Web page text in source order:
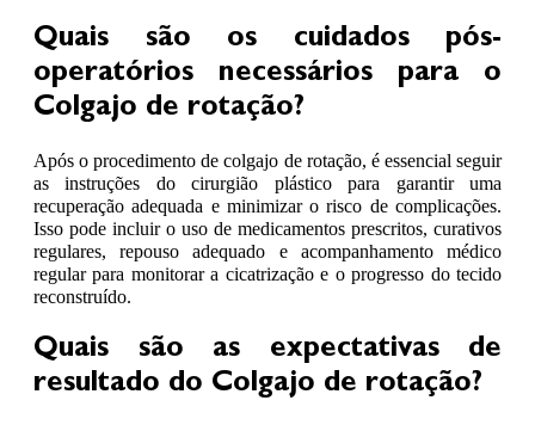
Quais são os cuidados pós-
operatórios necessários para o
Colgajo de rotação?
Após o procedimento de colgajo de rotação, é essencial seguir
as instruções do cirurgião plástico para garantir uma
recuperação adequada e minimizar o risco de complicações.
Isso pode incluir o uso de medicamentos prescritos, curativos
regulares, repouso adequado e acompanhamento médico
regular para monitorar a cicatrização e o progresso do tecido
reconstruído.
Quais são as expectativas de
resultado do Colgajo de rotação?